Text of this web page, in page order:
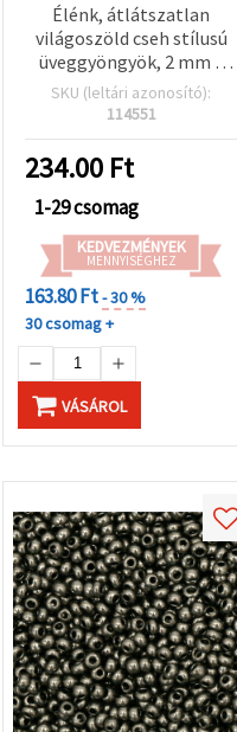
Élénk, átlátszatlan
világoszöld cseh stílusú
üveggyöngyök, 2 mm –
tökéletes
ékszerkészítéshez,
gyöngyfűzéshez – 15 g
(kb. 2050 db)
SKU (leltári azonosító):
114551
234.00 Ft
1-29 csomag
KEDVEZMÉNYEK
MENNYISÉGHEZ
163.80 Ft- 30 %
30 csomag +
VÁSÁROL